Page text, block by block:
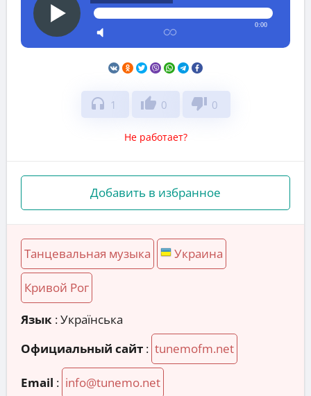
0:00
headphones 1 thumb_up 0 thumb_down 0
Не работает?
Добавить в избранное
Танцевальная музыка Украина
Кривой Рог
Язык : Українська
Официальный сайт : tunemofm.net
Email : info@tunemo.net